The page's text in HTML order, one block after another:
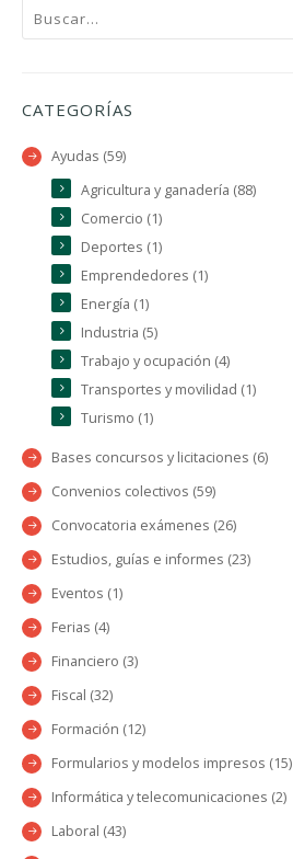
CATEGORÍAS
Ayudas (59)
Agricultura y ganadería (88)
Comercio (1)
Deportes (1)
Emprendedores (1)
Energía (1)
Industria (5)
Trabajo y ocupación (4)
Transportes y movilidad (1)
Turismo (1)
Bases concursos y licitaciones (6)
Convenios colectivos (59)
Convocatoria exámenes (26)
Estudios, guías e informes (23)
Eventos (1)
Ferias (4)
Financiero (3)
Fiscal (32)
Formación (12)
Formularios y modelos impresos (15)
Informática y telecomunicaciones (2)
Laboral (43)